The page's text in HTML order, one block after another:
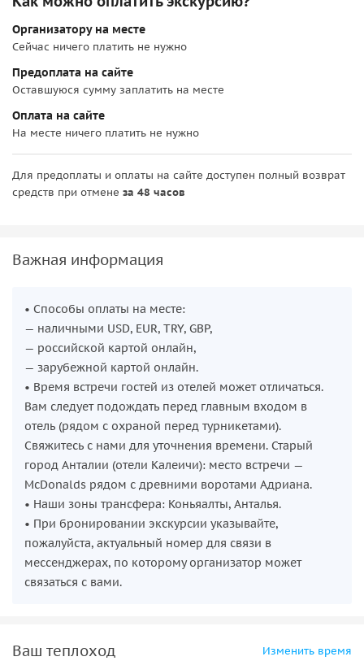
Важно! Программа может отличаться в зависимости от
организатора.
Организатору на месте
Сейчас ничего платить не нужно
Предоплата на сайте
Оставшуюся сумму заплатить на месте
Оплата на сайте
На месте ничего платить не нужно
Для предоплаты и оплаты на сайте доступен полный возврат
средств при отмене за 48 часов
Важная информация
• Способы оплаты на месте:
— наличными USD, EUR, TRY, GBP,
— российской картой онлайн,
— зарубежной картой онлайн.
• Время встречи гостей из отелей может отличаться.
Вам следует подождать перед главным входом в
отель (рядом с охраной перед турникетами).
Свяжитесь с нами для уточнения времени. Старый
город Анталии (отели Калеичи): место встречи —
McDonalds рядом с древними воротами Адриана.
• Наши зоны трансфера: Коньяалты, Анталья.
• При бронировании экскурсии указывайте,
пожалуйста, актуальный номер для связи в
мессенджерах, по которому организатор может
связаться с вами.
Ваш теплоход Изменить время